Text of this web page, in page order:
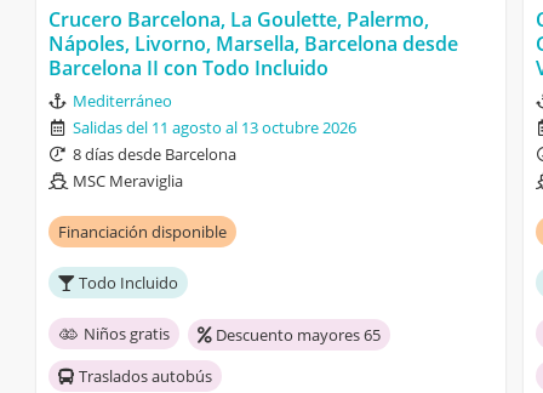
Crucero Barcelona, La Goulette, Palermo,
Nápoles, Livorno, Marsella, Barcelona desde
Barcelona II con Todo Incluido
Mediterráneo
Salidas del 11 agosto al 13 octubre 2026
8 días desde Barcelona
MSC Meraviglia
Financiación disponible
Todo Incluido
Niños gratis
Descuento mayores 65
Traslados autobús